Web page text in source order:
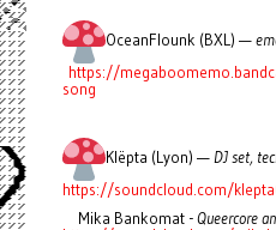
OceanFlounk (BXL) —
https://
song
Klëpta (Lyon) —DJ set,
https://soundcloud.com/
Mika Bankomat -Queercore